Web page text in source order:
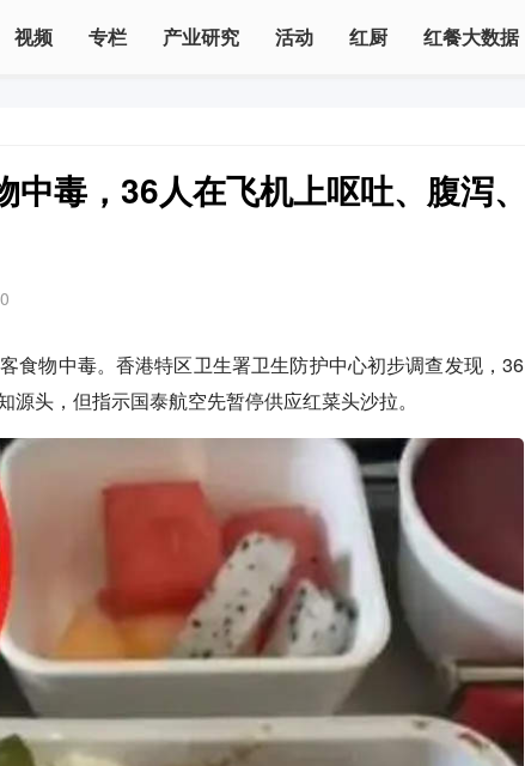
视频 专栏 产业研究 活动 红厨 红餐大数据
毒，36人在飞机上呕吐、腹泻、
食物中毒。香港特区卫生署卫生防护中心初步调查发现，36
头，但指示国泰航空先暂停供应红菜头沙拉。